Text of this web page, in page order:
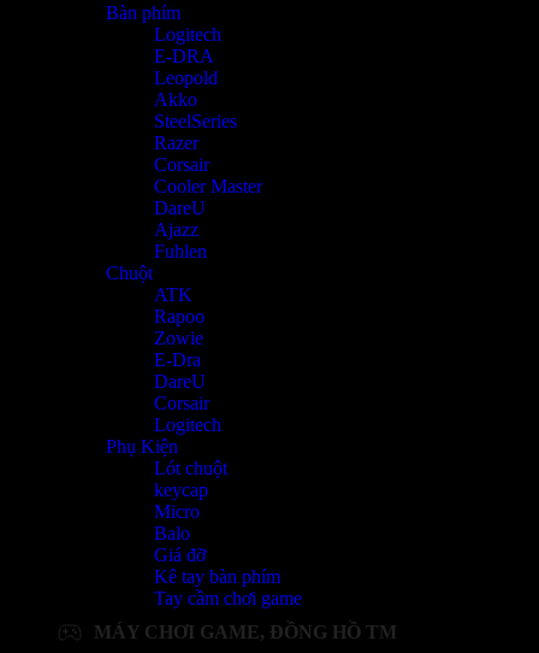
Bàn phím
Logitech
E-DRA
Leopold
Akko
SteelSeries
Razer
Corsair
Cooler Master
DareU
Ajazz
Fuhlen
Chuột
ATK
Rapoo
Zowie
E-Dra
DareU
Corsair
Logitech
Phụ Kiện
Lót chuột
keycap
Micro
Balo
Giá đỡ
Kê tay bàn phím
Tay cầm chơi game
MÁY CHƠI GAME, ĐỒNG HỒ TM